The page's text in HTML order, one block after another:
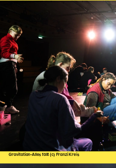
Gravitation-Alles fällt (c) Franzi Kreis